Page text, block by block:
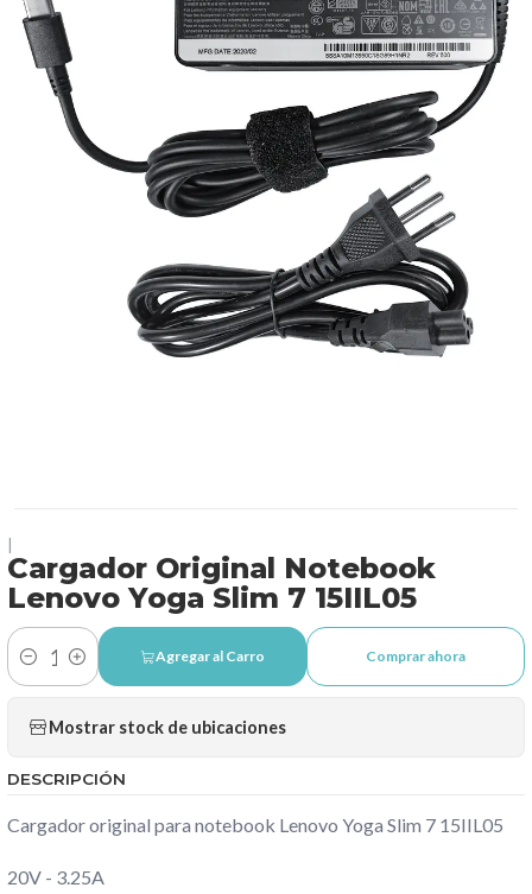
Cargador Original Notebook
Lenovo Yoga Slim 7 15IIL05
Cantidad
Agregar al Carro Comprar ahora
Mostrar stock de ubicaciones
DESCRIPCIÓN
Cargador original para notebook Lenovo Yoga Slim 7 15IIL05
20V - 3.25A